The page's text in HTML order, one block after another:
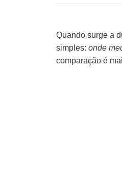
Quando surge a
simples: onde
comparação é